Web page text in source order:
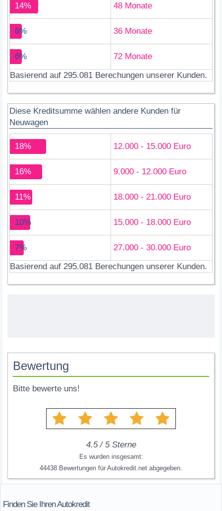
14% 48 Monate
6% 36 Monate
6%
72 Monate
Basierend auf 295.081 Berechungen unserer Kunden.
Diese Kreditsumme wählen andere Kunden für
Neuwagen
18% 12.000 - 15.000 Euro
16% 9.000 - 12.000 Euro
11% 18.000 - 21.000 Euro
10% 15.000 - 18.000 Euro
7%
27.000 - 30.000 Euro
Basierend auf 295.081 Berechungen unserer Kunden.
Bewertung
Bitte bewerte uns!
4.5/ 5Sterne
Es wurden insgesamt:
44438 Bewertungen für Autokredit.net abgegeben.
Finden Sie Ihren Autokredit